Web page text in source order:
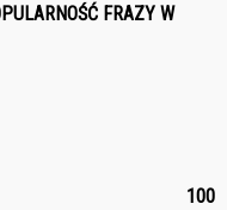
FRAZY W
100